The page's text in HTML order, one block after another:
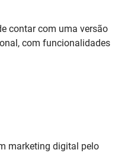
contar com uma versão
com funcionalidades
marketing digital pelo